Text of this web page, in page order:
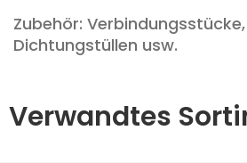
Zubehör:
Dichtungstüllen usw.
Verwandtes